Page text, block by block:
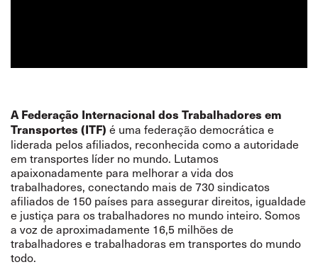
A Federação Internacional dos Trabalhadores em
Transportes (ITF) é uma federação democrática e
liderada pelos afiliados, reconhecida como a autoridade
em transportes líder no mundo. Lutamos
apaixonadamente para melhorar a vida dos
trabalhadores, conectando mais de 730 sindicatos
afiliados de 150 países para assegurar direitos, igualdade
e justiça para os trabalhadores no mundo inteiro. Somos
a voz de aproximadamente 16,5 milhões de
trabalhadores e trabalhadoras em transportes do mundo
todo.